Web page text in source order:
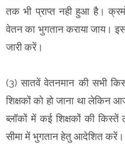
तक भी प्राप्त नही हुआ है।
वेतन का भुगतान कराया जाय।
जारी करें।
(3) सातवें वेतनमान की सभी
शिक्षकों को हो जाना था लेकिन
ब्लॉकों में कई शिक्षकों की
सीमा में भुगतान हेतु आदेशित करें।